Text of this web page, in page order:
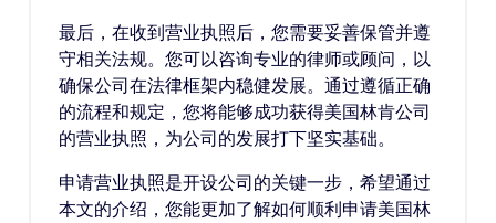
最后，在收到营业执照后，您需要妥善保管并遵
守相关法规。您可以咨询专业的律师或顾问，以
确保公司在法律框架内稳健发展。通过遵循正确
的流程和规定，您将能够成功获得美国林肯公司
的营业执照，为公司的发展打下坚实基础。
申请营业执照是开设公司的关键一步，希望通过
本文的介绍，您能更加了解如何顺利申请美国林